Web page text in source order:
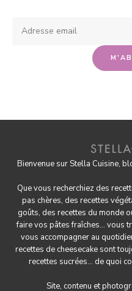
Bienvenue sur Stella Cuisine,
Que vous recherchiez des
pas chères, des recettes
goûts, des recettes du monde
fairevos pâtes fraîches... vous
vous accompagner au
recettes de cheesecake sont
recettes sucrées... de quoi
Site, contenu et